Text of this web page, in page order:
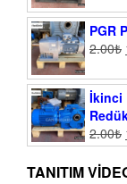
PGR
2.00₺
İkinci
2.00₺
TANITIM